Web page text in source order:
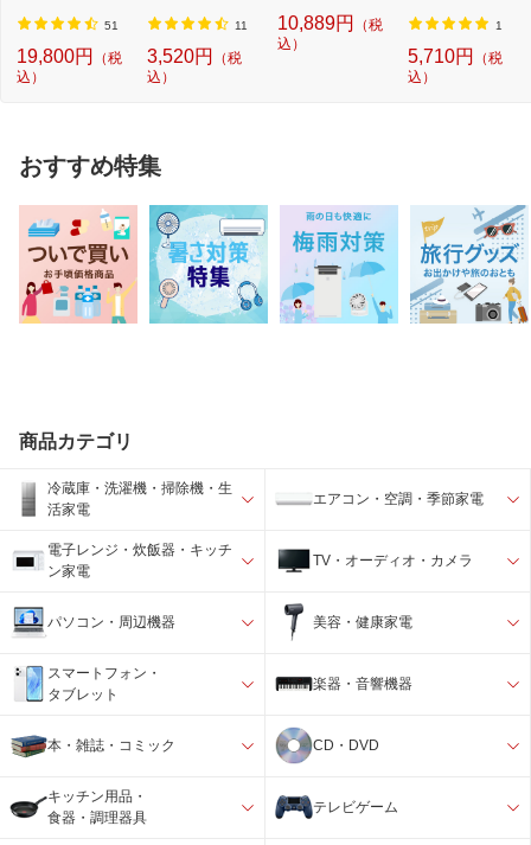
51
19,800円
（税
込）
11
3,520円
（税
込）
paign...
10,889円
（税
込）
30・32...
1
5,710円
（税
込）
おすすめ特集
商品カテゴリ
冷蔵庫・洗濯機・掃除機・生
活家電
エアコン・空調・季節家電
電子レンジ・炊飯器・キッチ
ン家電
TV・オーディオ・カメラ
パソコン・周辺機器 美容・健康家電
スマートフォン・
タブレット
楽器・音響機器
本・雑誌・コミック CD・DVD
キッチン用品・
食器・調理器具
テレビゲーム